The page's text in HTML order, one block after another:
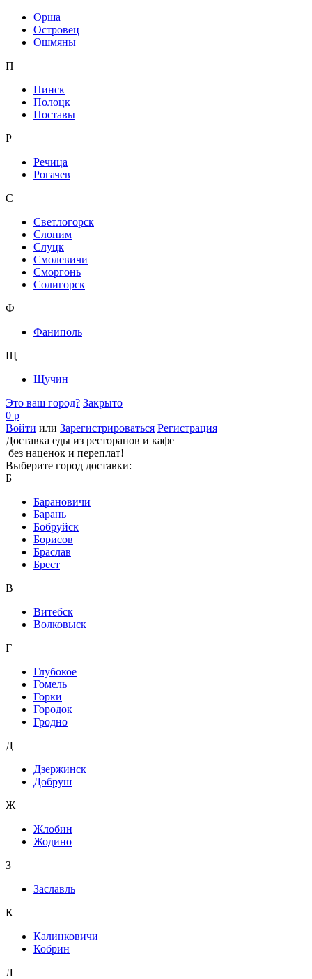
Орша
Островец
Ошмяны
П
Пинск
Полоцк
Поставы
Р
Речица
Рогачев
С
Светлогорск
Слоним
Слуцк
Смолевичи
Сморгонь
Солигорск
Ф
Фаниполь
Щ
Щучин
Это ваш город? Закрыто
0 р
Войти или Зарегистрироваться Регистрация
Доставка еды из ресторанов и кафе
без наценок и переплат!
Выберите город доставки:
Б
Барановичи
Барань
Бобруйск
Борисов
Браслав
Брест
В
Витебск
Волковыск
Г
Глубокое
Гомель
Горки
Городок
Гродно
Д
Дзержинск
Добруш
Ж
Жлобин
Жодино
З
Заславль
К
Калинковичи
Кобрин
Л